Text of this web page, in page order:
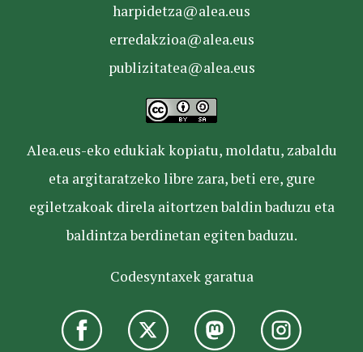
harpidetza@alea.eus
erredakzioa@alea.eus
publizitatea@alea.eus
Alea.eus-eko edukiak kopiatu, moldatu, zabaldu
eta argitaratzeko libre zara, beti ere, gure
egiletzakoak direla aitortzen baldin baduzu eta
baldintza berdinetan egiten baduzu.
Codesyntaxek garatua